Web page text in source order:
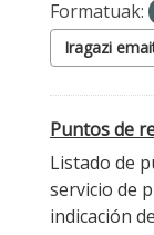
Formatuak:
Iragazi
Puntos de
Listado de
servicio de
indicación